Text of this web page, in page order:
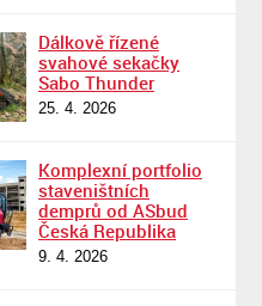
Dálkově řízené
svahové sekačky
Sabo Thunder
25. 4. 2026
Komplexní portfolio
staveništních
demprů od ASbud
Česká Republika
9. 4. 2026